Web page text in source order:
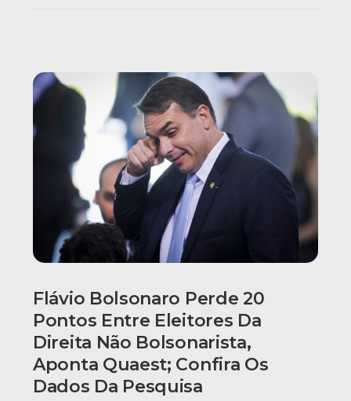
Flávio Bolsonaro Perde 20
Pontos Entre Eleitores Da
Direita Não Bolsonarista,
Aponta Quaest; Confira Os
Dados Da Pesquisa